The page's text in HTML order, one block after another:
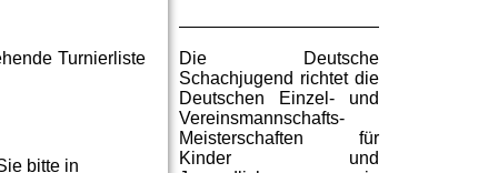
Turnierliste
bitte in
Die Deutsche
Schachjugend richtet die
Deutschen Einzel- und
Vereinsmannschafts-
Meisterschaften für
Kinder und